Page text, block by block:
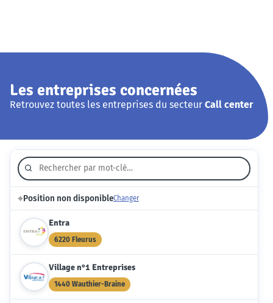
Les entreprises concernées
Retrouvez toutes les entreprises du secteur Call center
⌖Position non disponibleChanger
Entra
6220 Fleurus
Village n°1 Entreprises
1440 Wauthier-Braine